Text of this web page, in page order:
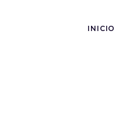
INICIO